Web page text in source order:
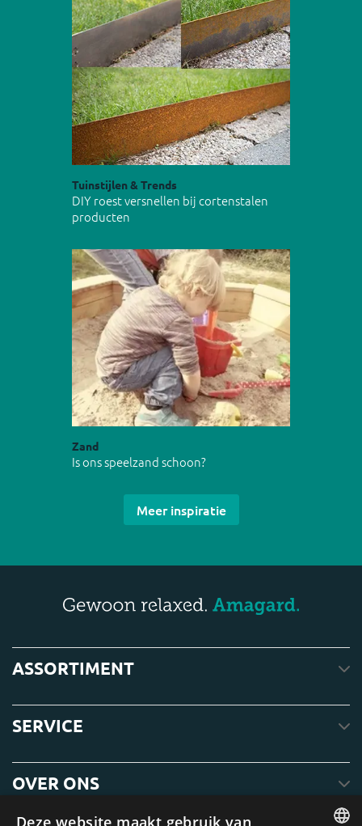
Tuinstijlen & Trends
DIY roest versnellen bij cortenstalen
producten
Zand
Is ons speelzand schoon?
Meer inspiratie
ASSORTIMENT
SERVICE
OVER ONS
Deze website maakt gebruik van